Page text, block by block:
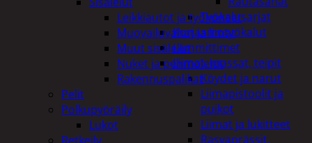
Työkalusarjat
Korjaamotyökalut
Lämmittimet
Liimat, massat, teipit
Köydet ja narut
Liimapistoolit ja
puikot
Liimat ja lukitteet
Rasvaprässit,
Leikkiautot ja työkoneet
Muovailuvahat ja limat
Muut sisälelut
Nuket ja pehmolelut
Rakennuspalikat
Pelit
Polkupyöräily
Lukot